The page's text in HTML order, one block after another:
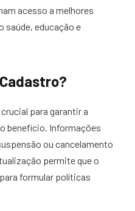
acesso a melhores
saúde, educação e
para garantir a
benefício. Informações
ou cancelamento
permite que o
formular políticas